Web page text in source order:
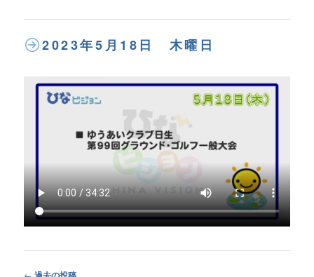
2023年5月18日 木曜日
Post
←